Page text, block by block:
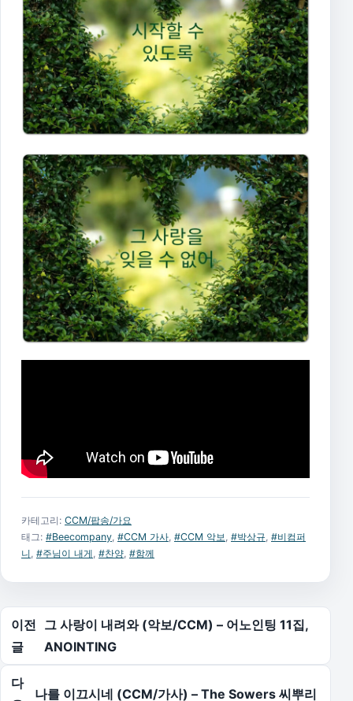
카테고리: CCM/팝송/가요
태그: #Beecompany, #CCM 가사, #CCM 악보, #박상규, #비컴퍼
니, #주님이 내게, #찬양, #함께
글 탐색
이전
글
그 사랑이 내려와 (악보/CCM) – 어노인팅 11집,
ANOINTING
다
나를 이끄시네 (CCM/가사) – The Sowers 씨뿌리